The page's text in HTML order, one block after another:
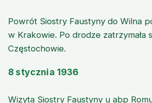
Powrót Siostry Faustyny do Wilna
w Krakowie. Po drodze zatrzymała
Częstochowie.
8 stycznia 1936
Wizyta Siostry Faustyny u abp